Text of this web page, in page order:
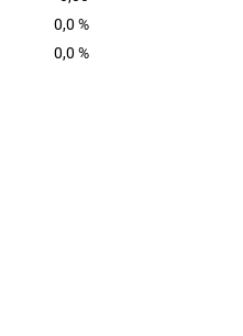
0,0 %
0,0 %